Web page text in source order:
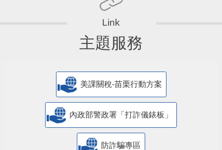
主題服務
美課關稅-苗栗行動方案
內政部警政署「打詐儀錶板」
防詐騙專區